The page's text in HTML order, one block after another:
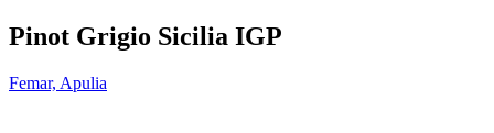
Pinot Grigio Sicilia IGP
Femar, Apulia